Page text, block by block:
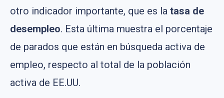
otro indicador importante, que es la tasa de
desempleo. Esta última muestra el porcentaje
de parados que están en búsqueda activa de
empleo, respecto al total de la población
activa de EE.UU.